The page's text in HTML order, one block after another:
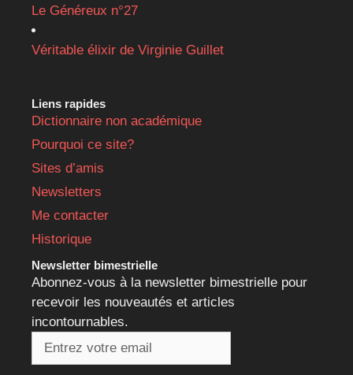
Le Généreux n°27
Véritable élixir de Virginie Guillet
Liens rapides
Dictionnaire non académique
Pourquoi ce site?
Sites d’amis
Newsletters
Me contacter
Historique
Newsletter bimestrielle
Abonnez-vous à la newsletter bimestrielle pour
recevoir les nouveautés et articles
incontournables.